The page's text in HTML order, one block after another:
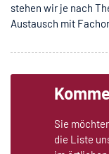
stehen wir je nach
Austausch mit
Sie
die Liste